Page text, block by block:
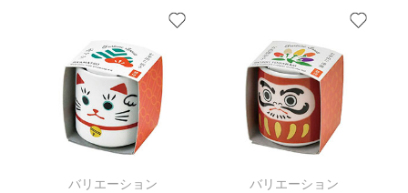
バリエーション
バリエーション